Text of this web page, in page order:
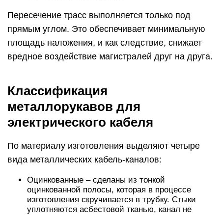
Пересечение трасс выполняется только под
прямым углом. Это обеспечивает минимальную
площадь наложения, и как следствие, снижает
вредное воздействие магистралей друг на друга.
Классификация
металлорукавов для
электрического кабеля
По материалу изготовления выделяют четыре
вида металлических кабель-каналов:
Оцинкованные – сделаны из тонкой
оцинкованной полосы, которая в процессе
изготовления скручивается в трубку. Стыки
уплотняются асбестовой тканью, канал не